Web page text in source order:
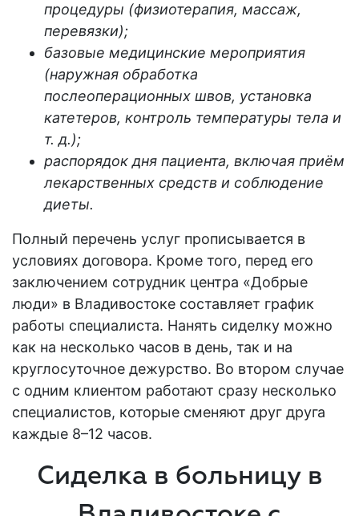
процедуры (физиотерапия, массаж,
перевязки);
базовые медицинские мероприятия
(наружная обработка
послеоперационных швов, установка
катетеров, контроль температуры тела и
т. д.);
распорядок дня пациента, включая приём
лекарственных средств и соблюдение
диеты.
Полный перечень услуг прописывается в
условиях договора. Кроме того, перед его
заключением сотрудник центра «Добрые
люди» в Владивостоке составляет график
работы специалиста. Нанять сиделку можно
как на несколько часов в день, так и на
круглосуточное дежурство. Во втором случае
с одним клиентом работают сразу несколько
специалистов, которые сменяют друг друга
каждые 8–12 часов.
Сиделка в больницу в